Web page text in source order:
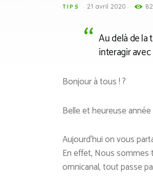
TIPS 21 avril 2020
Au delà de
interagir
Bonjour à tous ! ?
Belle et heureuse
Aujourd’hui on vous
En effet, Nous
omnicanal, tout passe